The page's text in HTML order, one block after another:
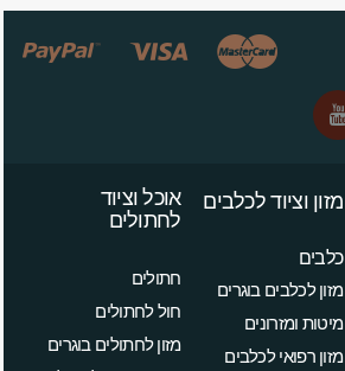
מזון וציוד לכלבים
כלבים
מזון לכלבים בוגרים
מיטות ומזרונים
מזון רפואי לכלבים
אוכל וציוד
לחתולים
חתולים
חול לחתולים
מזון לחתולים בוגרים